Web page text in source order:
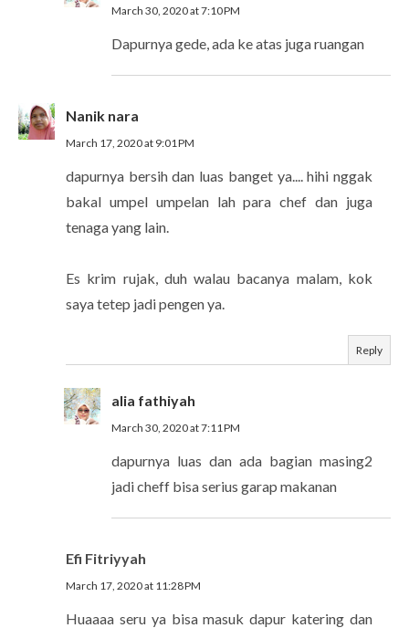
March 30, 2020 at 7:10 PM
Dapurnya gede, ada ke atas juga ruangan
Nanik nara
March 17, 2020 at 9:01 PM
dapurnya bersih dan luas banget ya.... hihi nggak
bakal umpel umpelan lah para chef dan juga
tenaga yang lain.
Es krim rujak, duh walau bacanya malam, kok
saya tetep jadi pengen ya.
Reply
alia fathiyah
March 30, 2020 at 7:11 PM
dapurnya luas dan ada bagian masing2
jadi cheff bisa serius garap makanan
Efi Fitriyyah
March 17, 2020 at 11:28 PM
Huaaaa seru ya bisa masuk dapur katering dan